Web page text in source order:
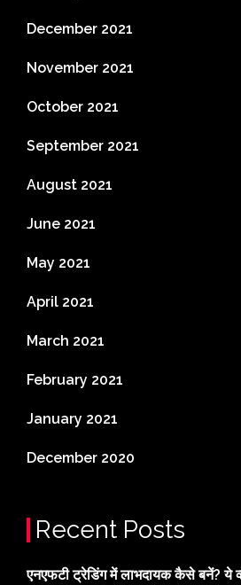
December 2021
November 2021
October 2021
September 2021
August 2021
June 2021
May 2021
April 2021
March 2021
February 2021
January 2021
December 2020
Recent Posts
एनएफटी ट्रेडिंग में लाभदायक कैसे बनें? ये